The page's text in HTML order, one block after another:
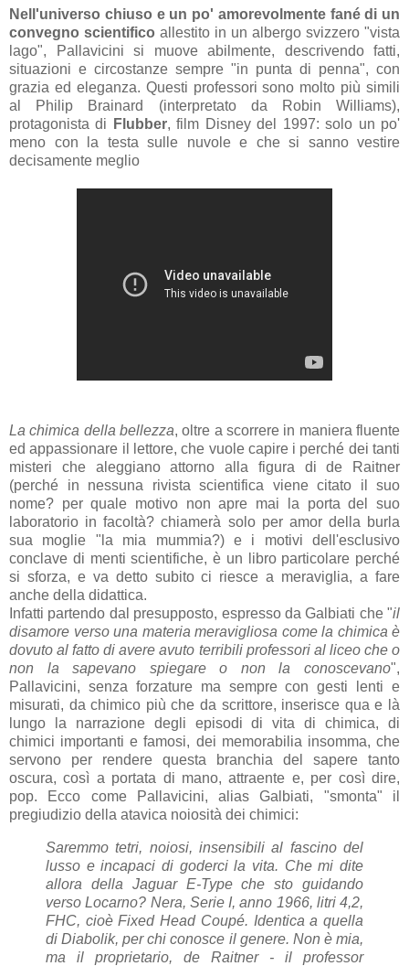
Nell'universo chiuso e un po' amorevolmente fané di un
convegno scientifico allestito in un albergo svizzero "vista
lago", Pallavicini si muove abilmente, descrivendo fatti,
situazioni e circostanze sempre "in punta di penna", con
grazia ed eleganza. Questi professori sono molto più simili
al Philip Brainard (interpretato da Robin Williams),
protagonista di
Flubber, film Disney del 1997: solo un po'
meno con la testa sulle nuvole e che si sanno vestire
decisamente meglio
La chimica della bellezza, oltre a scorrere in maniera fluente
ed appassionare il lettore, che vuole capire i perché dei tanti
misteri che aleggiano attorno alla figura di de Raitner
(perché in nessuna rivista scientifica viene citato il suo
nome? per quale motivo non apre mai la porta del suo
laboratorio in facoltà? chiamerà solo per amor della burla
sua moglie "la mia mummia?) e i motivi dell'esclusivo
conclave di menti scientifiche, è un libro particolare perché
si sforza, e va detto subito ci riesce a meraviglia, a fare
anche della didattica.
Infatti partendo dal presupposto, espresso da Galbiati che "il
disamore verso una materia meravigliosa come la chimica è
dovuto al fatto di avere avuto terribili professori al liceo che o
non la sapevano spiegare o non la conoscevano",
Pallavicini, senza forzature ma sempre con gesti lenti e
misurati, da chimico più che da scrittore, inserisce qua e là
lungo la narrazione degli episodi di vita di chimica, di
chimici importanti e famosi, dei memorabilia insomma, che
servono per rendere questa branchia del sapere tanto
oscura, così a portata di mano, attraente e, per così dire,
pop. Ecco come Pallavicini, alias Galbiati, "smonta" il
pregiudizio della atavica noiosità dei chimici:
Saremmo tetri, noiosi, insensibili al fascino del
lusso e incapaci di goderci la vita. Che mi dite
allora della Jaguar E-Type che sto guidando
verso Locarno? Nera, Serie I, anno 1966, litri 4,2,
FHC, cioè Fixed Head Coupé. Identica a quella
di Diabolik, per chi conosce il genere. Non è mia,
ma il proprietario, de Raitner - il professor